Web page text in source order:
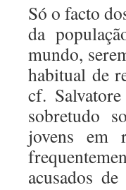
Só o facto
da
mundo,
habitual de
cf.
sobretudo
jovens em
acusados